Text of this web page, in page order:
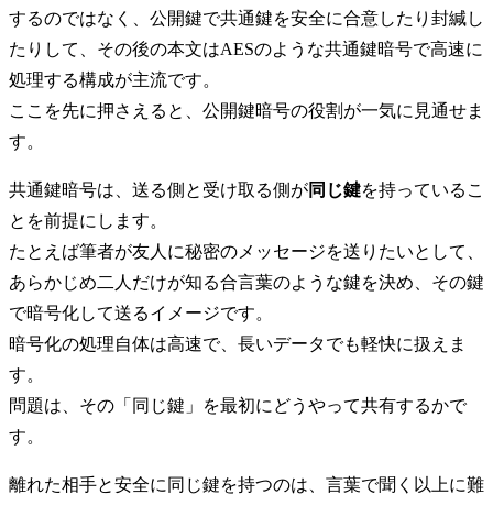
するのではなく、公開鍵で共通鍵を安全に合意したり封緘し
たりして、その後の本文はAESのような共通鍵暗号で高速に
処理する構成が主流です。
ここを先に押さえると、公開鍵暗号の役割が一気に見通せま
す。
共通鍵暗号は、送る側と受け取る側が同じ鍵を持っているこ
とを前提にします。
たとえば筆者が友人に秘密のメッセージを送りたいとして、
あらかじめ二人だけが知る合言葉のような鍵を決め、その鍵
で暗号化して送るイメージです。
暗号化の処理自体は高速で、長いデータでも軽快に扱えま
す。
問題は、その「同じ鍵」を最初にどうやって共有するかで
す。
離れた相手と安全に同じ鍵を持つのは、言葉で聞く以上に難